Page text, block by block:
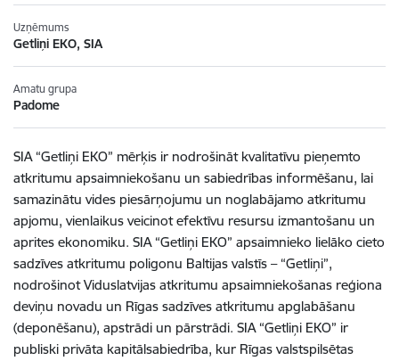
Uzņēmums
Getliņi EKO, SIA
Amatu grupa
Padome
SIA “Getliņi EKO” mērķis ir nodrošināt kvalitatīvu pieņemto
atkritumu apsaimniekošanu un sabiedrības informēšanu, lai
samazinātu vides piesārņojumu un noglabājamo atkritumu
apjomu, vienlaikus veicinot efektīvu resursu izmantošanu un
aprites ekonomiku. SIA “Getliņi EKO” apsaimnieko lielāko cieto
sadzīves atkritumu poligonu Baltijas valstīs – “Getliņi”,
nodrošinot Viduslatvijas atkritumu apsaimniekošanas reģiona
deviņu novadu un Rīgas sadzīves atkritumu apglabāšanu
(deponēšanu), apstrādi un pārstrādi. SIA “Getliņi EKO” ir
publiski privāta kapitālsabiedrība, kur Rīgas valstspilsētas